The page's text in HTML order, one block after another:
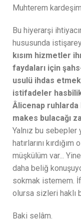
Muhterem
Bu hiyerarşi
hususunda
kısım hizmetler
faydaları için
usulü ihdas
istifadeler
Âlicenap
makes bulacağı
Yalnız bu
hatırlarını
müşkülüm var...
daha beliğ
sokmak istemem.
olursa sizleri haklı
Baki selâm.